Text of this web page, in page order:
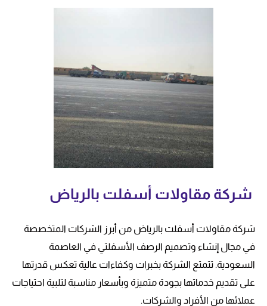
شركة مقاولات أسفلت بالرياض
شركة مقاولات أسفلت بالرياض من أبرز الشركات المتخصصة
في مجال إنشاء وتصميم الرصف الأسفلتي في العاصمة
السعودية. تتمتع الشركة بخبرات وكفاءات عالية تعكس قدرتها
على تقديم خدماتها بجودة متميزة وبأسعار مناسبة لتلبية احتياجات
عملائها من الأفراد والشركات.